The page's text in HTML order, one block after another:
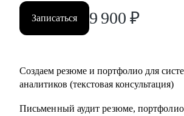
Записаться 9 900 ₽
Создаем резюме и портфолио для
аналитиков (текстовая консультация)
Письменный аудит резюме,